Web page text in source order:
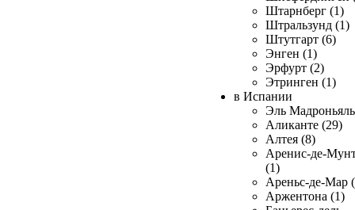
Штарнберг (1)
Штральзунд (1)
Штутгарт (6)
Энген (1)
Эрфурт (2)
Этринген (1)
в Испании
Эль
Аликанте (29)
Алтея (8)
Аренис-де-
(1)
Ареньс-де-Мар
Аржентона (1)